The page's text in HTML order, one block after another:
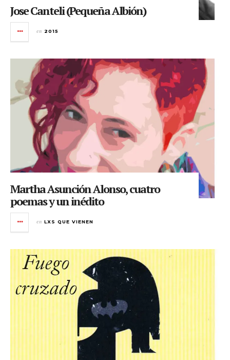
Jose Canteli (Pequeña Albión)
en 2015
Martha Asunción Alonso, cuatro
poemas y un inédito
en LXS QUE VIENEN